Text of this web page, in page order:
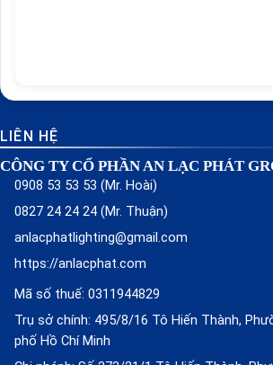
LIÊN HỆ
CÔNG TY CỔ PHẦN AN LẠC PHÁT
0908 53 53 53 (Mr. Hoài)
0827 24 24 24 (Mr. Thuận)
anlacphatlighting@gmail.com
https://anlacphat.com
Mã số thuế: 0311944829
Trụ sở chính: 495/8/16 Tô Hiến Thành,
phố Hồ Chí Minh